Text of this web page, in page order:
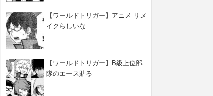
【ワールドトリガー】アニメ リメ
イクらしいな
【ワールドトリガー】B級上位部
隊のエース貼る